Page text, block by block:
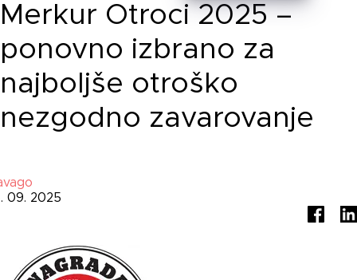
Merkur Otroci 2025 –
ponovno izbrano za
najboljše otroško
nezgodno zavarovanje
09. 2025